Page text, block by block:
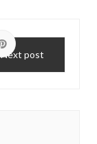
Next post